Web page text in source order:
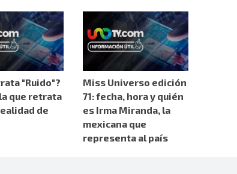
"Ruido"?
que retrata
de
Miss Universo edición
71: fecha, hora y quién
es Irma Miranda, la
mexicana que
representa al país